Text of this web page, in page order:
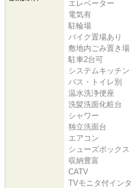
エレベーター
電気有
駐輪場
バイク置場あり
敷地内ごみ置き場
駐車2台可
システムキッチン
バス・トイレ別
温水洗浄便座
洗髪洗面化粧台
シャワー
独立洗面台
エアコン
シューズボックス
収納豊富
CATV
TVモニタ付イン